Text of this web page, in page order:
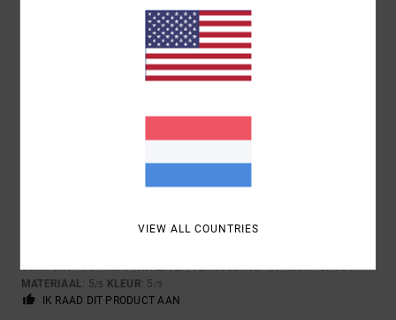
GEVERIFIEERDE AANKOOP
PRIJS-KWALITEITVERHOUDING
5
29. MEI 2026
GEVERIFIEERDE AANKOOP
MATERIAAL : 5/5 KLEUR: 5 /5
IK RAAD DIT PRODUCT AAN
VIEW ALL COUNTRIES